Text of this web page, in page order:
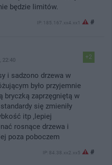
będzie limitów.
IP: 185.167.xx4.xx1 #
+2
22:40
i sadzono drzewa w
było przyjemnie
bryczką zaprzęgniętą w
się zmieniły
itp ,lepiej
rosnące drzewa i
poza poboczem
IP: 84.38.xx2.xx5 #